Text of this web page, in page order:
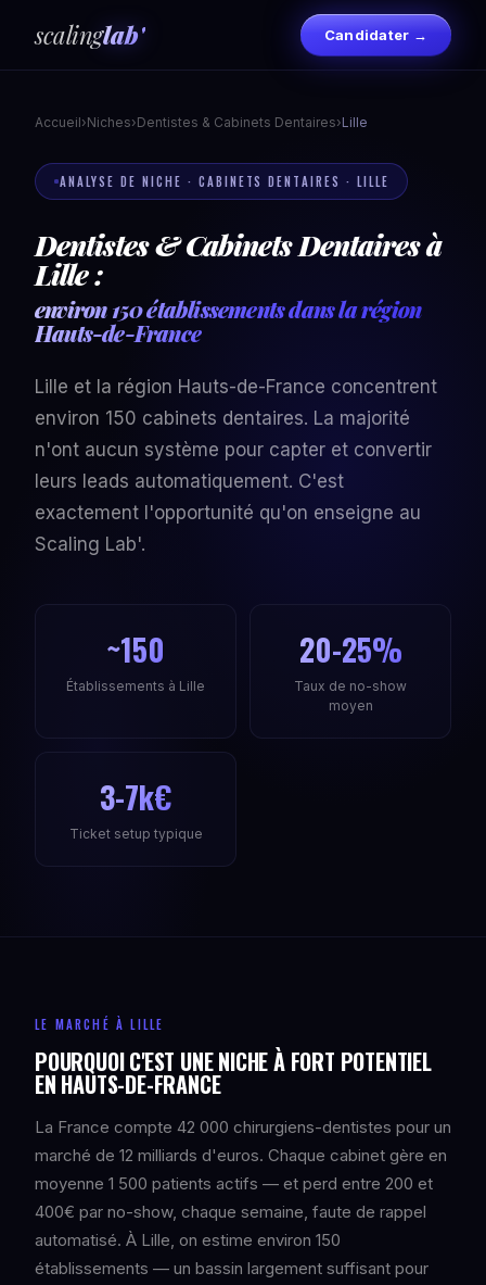
scalinglab' Candidater →
Accueil›Niches›Dentistes & Cabinets Dentaires›Lille
ANALYSE DE NICHE · CABINETS DENTAIRES · LILLE
Dentistes & Cabinets Dentaires à
Lille :
environ 150 établissements dans la région
Hauts-de-France
Lille et la région Hauts-de-France concentrent
environ 150 cabinets dentaires. La majorité
n'ont aucun système pour capter et convertir
leurs leads automatiquement. C'est
exactement l'opportunité qu'on enseigne au
Scaling Lab'.
~150
Établissements à Lille
20-25%
Taux de no-show
moyen
3-7k€
Ticket setup typique
LE MARCHÉ À LILLE
POURQUOI C'EST UNE NICHE À FORT POTENTIEL
EN HAUTS-DE-FRANCE
La France compte 42 000 chirurgiens-dentistes pour un
marché de 12 milliards d'euros. Chaque cabinet gère en
moyenne 1 500 patients actifs — et perd entre 200 et
400€ par no-show, chaque semaine, faute de rappel
automatisé. À Lille, on estime environ 150
établissements — un bassin largement suffisant pour